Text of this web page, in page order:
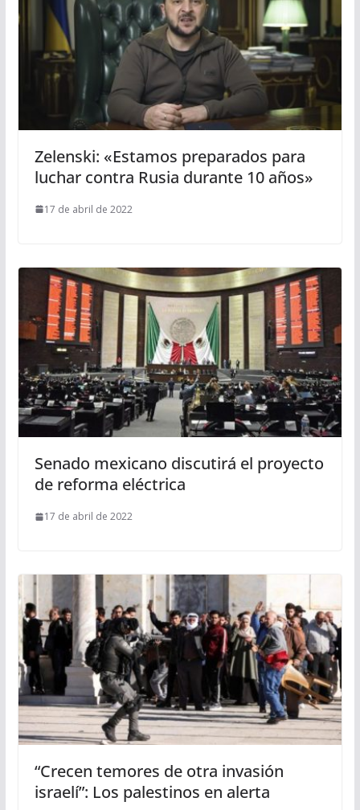
Zelenski: «Estamos preparados para
luchar contra Rusia durante 10 años»
17 de abril de 2022
Senado mexicano discutirá el proyecto
de reforma eléctrica
17 de abril de 2022
“Crecen temores de otra invasión
israelí”: Los palestinos en alerta